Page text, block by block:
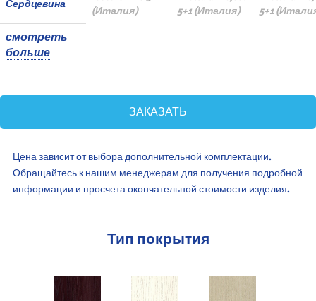
Сердцевина
(Италия)
5+1 (Италия)
5+1
смотреть
больше
ЗАКАЗАТЬ
Цена зависит от выбора дополнительной комплектации.
Обращайтесь к нашим менеджерам для получения подробной
информации и просчета окончательной стоимости изделия.
Тип покрытия